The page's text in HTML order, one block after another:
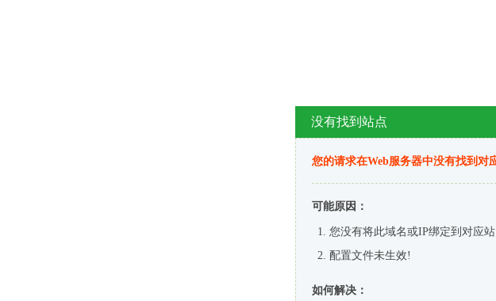
没有找到站点
您的请求在Web服务器中没有找到对
可能原因：
您没有将此域名或IP绑定到对应
配置文件未生效!
如何解决：